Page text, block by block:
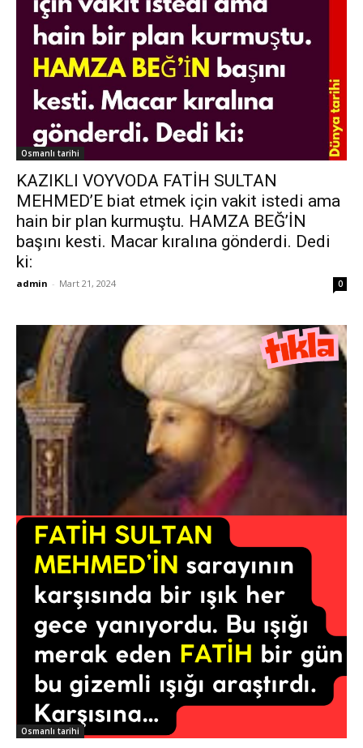
Osmanlı tarihi
KAZIKLI VOYVODA FATİH SULTAN
MEHMED’E biat etmek için vakit istedi ama
hain bir plan kurmuştu. HAMZA BEĞ’İN
başını kesti. Macar kıralına gönderdi. Dedi
ki:
admin - Mart 21, 2024 0
Osmanlı tarihi